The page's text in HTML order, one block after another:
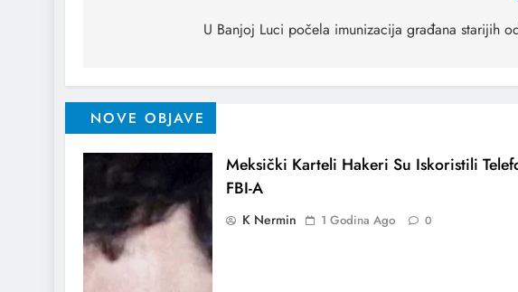
U Banjoj Luci počela imunizacija građana starijih
NOVE OBJAVE
Meksički Karteli Hakeri Su Iskoristili
FBI-A
K Nermin 1 Godina Ago 0